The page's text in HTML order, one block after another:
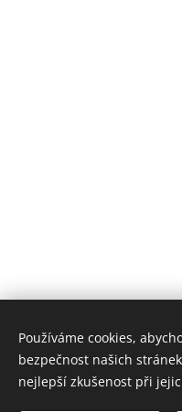
Používáme cookies,
bezpečnost našich
nejlepší zkušenost při